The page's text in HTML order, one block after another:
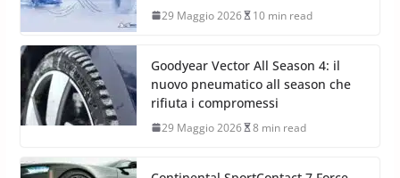
29 Maggio 2026 10 min read
Goodyear Vector All Season 4: il
nuovo pneumatico all season che
rifiuta i compromessi
29 Maggio 2026 8 min read